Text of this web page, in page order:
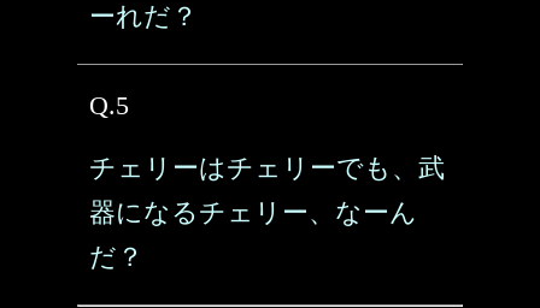
ーれだ？
Q.5
チェリーはチェリーでも、武
器になるチェリー、なーん
だ？